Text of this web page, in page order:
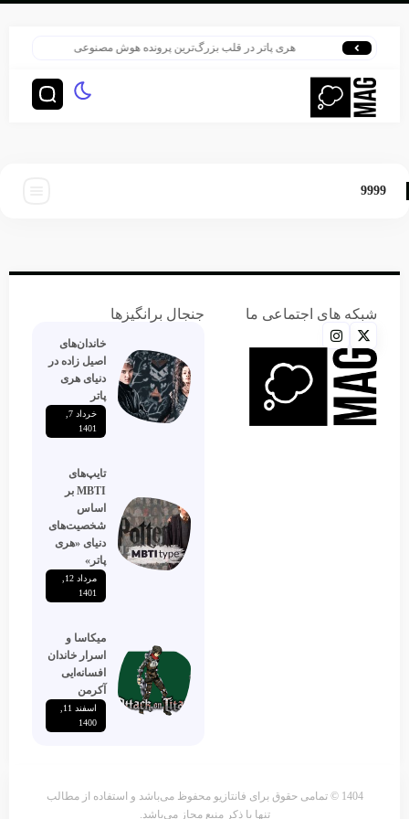
هری پاتر در قلب بزرگ‌ترین پرونده هوش مصنوعی
9999
شبکه های اجتماعی ما جنجال برانگیزها
خاندان‌های
اصیل زاده‌ در
دنیای هری
پاتر
1401
تایپ‌های
MBTI بر
اساس
شخصیت‌های
دنیای «هری
پاتر»
1401
میکاسا و
اسرار خاندان
افسانه‌ایی
آکرمن
1400
1404 © تمامی حقوق برای فانتازیو محفوظ می‌باشد و استفاده از مطالب
تنها با ذکر منبع مجاز می‌باشد.